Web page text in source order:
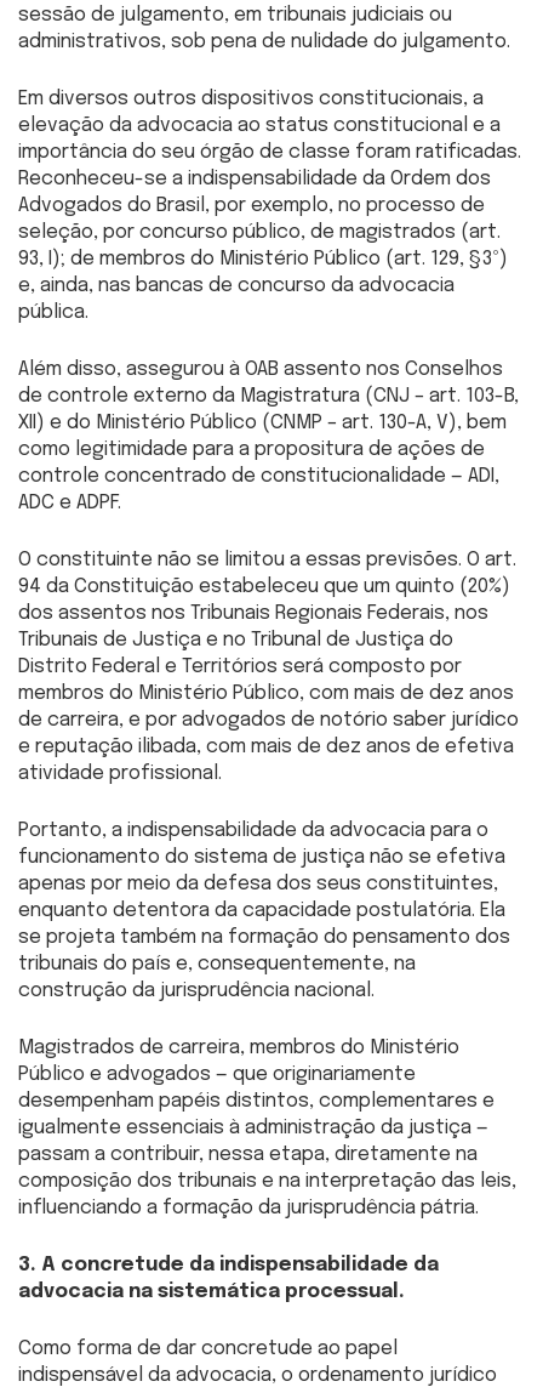
sessão de julgamento, em tribunais judiciais ou
administrativos, sob pena de nulidade do julgamento.
Em diversos outros dispositivos constitucionais, a
elevação da advocacia ao status constitucional e a
importância do seu órgão de classe foram ratificadas.
Reconheceu-se a indispensabilidade da Ordem dos
Advogados do Brasil, por exemplo, no processo de
seleção, por concurso público, de magistrados (art.
93, I); de membros do Ministério Público (art. 129, §3º)
e, ainda, nas bancas de concurso da advocacia
pública.
Além disso, assegurou à OAB assento nos Conselhos
de controle externo da Magistratura (CNJ – art. 103-B,
XII) e do Ministério Público (CNMP – art. 130-A, V), bem
como legitimidade para a propositura de ações de
controle concentrado de constitucionalidade — ADI,
ADC e ADPF.
O constituinte não se limitou a essas previsões. O art.
94 da Constituição estabeleceu que um quinto (20%)
dos assentos nos Tribunais Regionais Federais, nos
Tribunais de Justiça e no Tribunal de Justiça do
Distrito Federal e Territórios será composto por
membros do Ministério Público, com mais de dez anos
de carreira, e por advogados de notório saber jurídico
e reputação ilibada, com mais de dez anos de efetiva
atividade profissional.
Portanto, a indispensabilidade da advocacia para o
funcionamento do sistema de justiça não se efetiva
apenas por meio da defesa dos seus constituintes,
enquanto detentora da capacidade postulatória. Ela
se projeta também na formação do pensamento dos
tribunais do país e, consequentemente, na
construção da jurisprudência nacional.
Magistrados de carreira, membros do Ministério
Público e advogados — que originariamente
desempenham papéis distintos, complementares e
igualmente essenciais à administração da justiça —
passam a contribuir, nessa etapa, diretamente na
composição dos tribunais e na interpretação das leis,
influenciando a formação da jurisprudência pátria.
3. A concretude da indispensabilidade da
advocacia na sistemática processual.
Como forma de dar concretude ao papel
indispensável da advocacia, o ordenamento jurídico